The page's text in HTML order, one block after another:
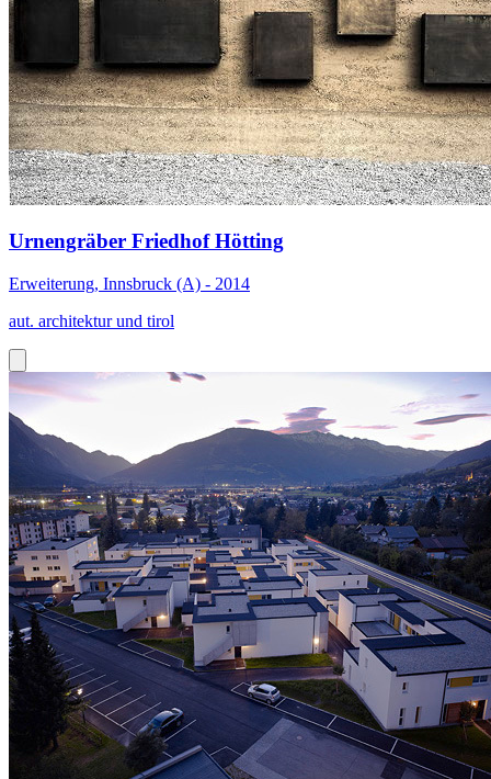
Urnengräber Friedhof Hötting
Erweiterung, Innsbruck (A) - 2014
aut. architektur und tirol